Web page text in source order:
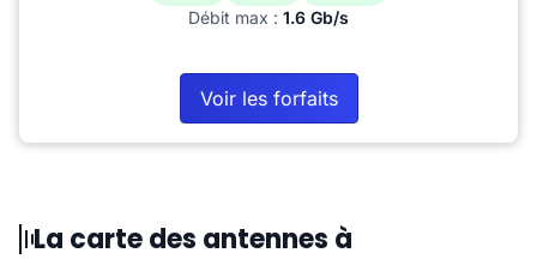
Débit max : 1.6 Gb/s
Voir les forfaits
La carte des antennes à